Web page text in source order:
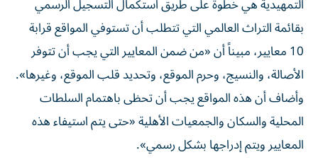
بقائمة التراث العالمي التي تتطلب أن تستوفي المواقع قرابة
10 معايير، مبيناً أن «من ضمن المعايير التي يجب أن تتوفر
الأصالة، والنسيج، وحرم الموقع، وتحديد ​قلب الموقع، وغيرها».
وأضاف أن هذه المواقع يجب أن تحظى باهتمام السلطات
المحلية والسكان ‌والجمعيات الأهلية «حتى يتم استيفاء هذه
المعايير ويتم إدراجها بشكل رسمي».